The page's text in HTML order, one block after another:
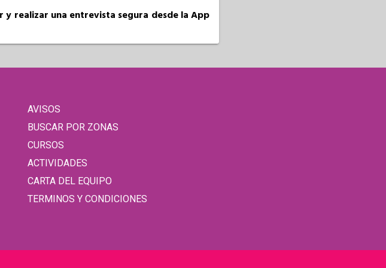
realizar una entrevista segura desde la App
AVISOS
BUSCAR POR ZONAS
CURSOS
ACTIVIDADES
CARTA DEL EQUIPO
TERMINOS Y CONDICIONES